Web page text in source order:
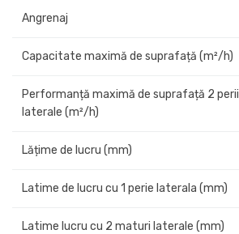
Angrenaj
Capacitate maximă de suprafață (m²/h)
Performanță maximă de suprafață 2 perii
laterale (m²/h)
Lățime de lucru (mm)
Latime de lucru cu 1 perie laterala (mm)
Latime lucru cu 2 maturi laterale (mm)